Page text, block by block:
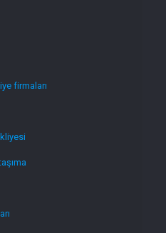
firmaları